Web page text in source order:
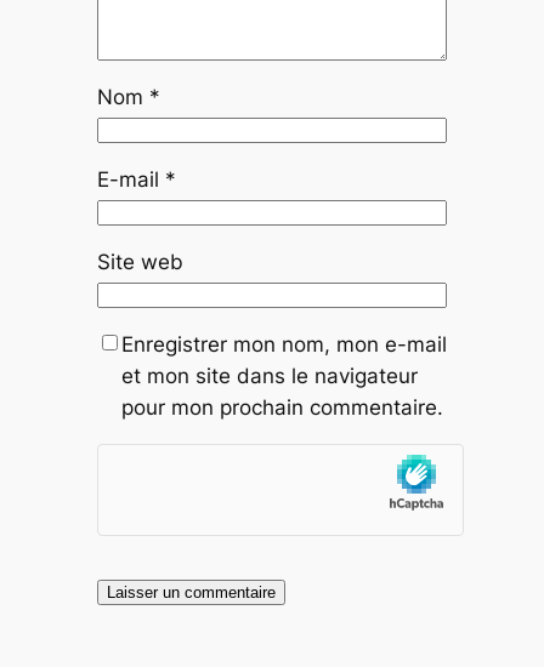
Nom *
E-mail *
Site web
Enregistrer mon nom, mon e-mail
et mon site dans le navigateur
pour mon prochain commentaire.